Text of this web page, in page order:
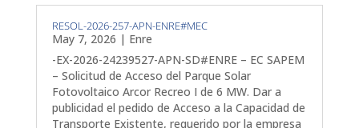
RESOL-2026-257-APN-ENRE#MEC
May 7, 2026 | Enre
-EX-2026-24239527-APN-SD#ENRE – EC SAPEM
– Solicitud de Acceso del Parque Solar
Fotovoltaico Arcor Recreo I de 6 MW. Dar a
publicidad el pedido de Acceso a la Capacidad de
Transporte Existente, requerido por la empresa